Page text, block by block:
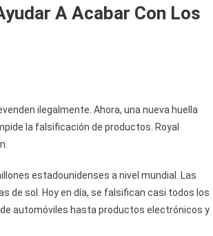
A Acabar Con Los
ilegalmente. Ahora, una nueva huella
la falsificación de productos. Royal
estadounidenses a nivel mundial. Las
de sol. Hoy en día, se falsifican casi todos los
automóviles hasta productos electrónicos y